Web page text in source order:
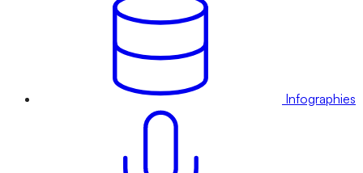
Infographies